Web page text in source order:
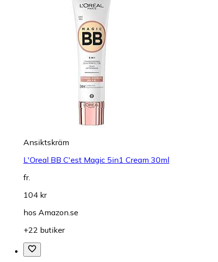
Ansiktskräm
L'Oreal BB C'est Magic 5in1 Cream 30ml
fr.
104 kr
hos Amazon.se
+22 butiker